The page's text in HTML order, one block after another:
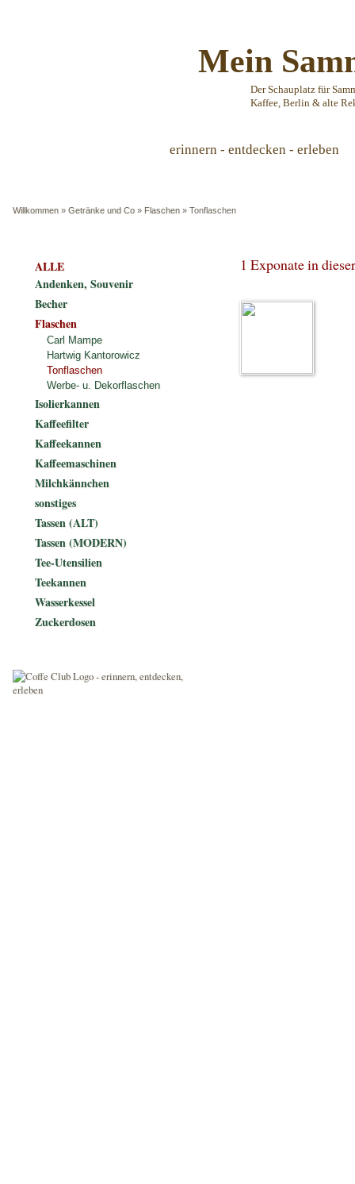
Mein
Der Schauplatz für
Kaffee, Berlin & alte
erinnern - entdecken - erleben
Willkommen » Getränke und Co » Flaschen » Tonflaschen
1 Exponate in
ALLE
Andenken, Souvenir
Becher
Flaschen
Carl Mampe
Hartwig Kantorowicz
Tonflaschen
Werbe- u. Dekorflaschen
Isolierkannen
Kaffeefilter
Kaffeekannen
Kaffeemaschinen
Milchkännchen
sonstiges
Tassen (ALT)
Tassen (MODERN)
Tee-Utensilien
Teekannen
Wasserkessel
Zuckerdosen